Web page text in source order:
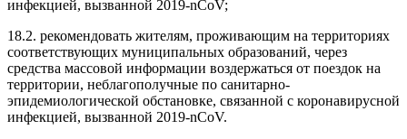
инфекцией, вызванной 2019-nCoV;
18.2. рекомендовать жителям, проживающим на территориях
соответствующих муниципальных образований, через
средства массовой информации воздержаться от поездок на
территории, неблагополучные по санитарно-
эпидемиологической обстановке, связанной с коронавирусной
инфекцией, вызванной 2019-nCoV.